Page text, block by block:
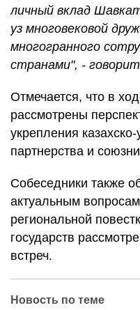
личный вклад
уз многовековой
многогранного
странами", -
Отмечается, что в
рассмотрены
укрепления казахско-
партнерства и
Собеседники также
актуальным
региональной
государств
встреч.
Новость по теме